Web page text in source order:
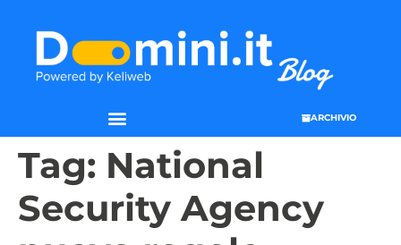
ARCHIVIO
Tag: National
Security Agency